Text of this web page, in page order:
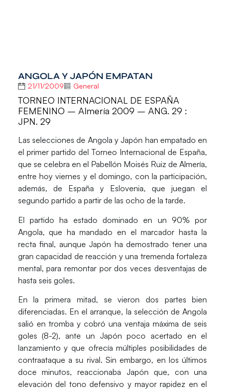
ANGOLA Y JAPÓN EMPATAN
21/11/2009 General
TORNEO INTERNACIONAL DE ESPAÑA
FEMENINO – Almería 2009 – ANG. 29 :
JPN. 29
Las selecciones de Angola y Japón han empatado en
el primer partido del Torneo Internacional de España,
que se celebra en el Pabellón Moisés Ruiz de Almería,
entre hoy viernes y el domingo, con la participación,
además, de España y Eslovenia, que juegan el
segundo partido a partir de las ocho de la tarde.
El partido ha estado dominado en un 90% por
Angola, que ha mandado en el marcador hasta la
recta final, aunque Japón ha demostrado tener una
gran capacidad de reacción y una tremenda fortaleza
mental, para remontar por dos veces desventajas de
hasta seis goles.
En la primera mitad, se vieron dos partes bien
diferenciadas. En el arranque, la selección de Angola
salió en tromba y cobró una ventaja máxima de seis
goles (8-2), ante un Japón poco acertado en el
lanzamiento y que ofrecía múltiples posibilidades de
contraataque a su rival. Sin embargo, en los últimos
doce minutos, reaccionaba Japón que, con una
elevación del tono defensivo y mayor rapidez en el